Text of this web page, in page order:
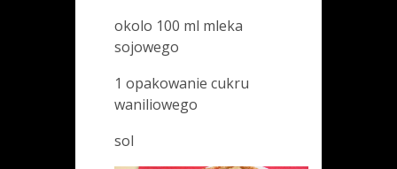
okolo 100 ml mleka
sojowego
1 opakowanie cukru
waniliowego
sol